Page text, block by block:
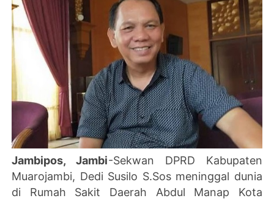
Jambipos, Jambi-Sekwan DPRD Kabupaten
Muarojambi, Dedi Susilo S.Sos meninggal dunia
di Rumah Sakit Daerah Abdul Manap Kota